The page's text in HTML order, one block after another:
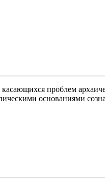
проблем
основаниями